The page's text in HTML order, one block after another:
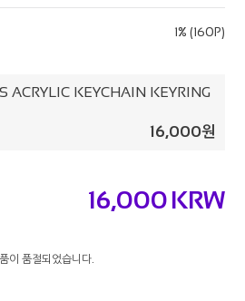
1% (160P)
ACRYLIC KEYCHAIN KEYRING
16,000원
16,000 KRW
이 품절되었습니다.